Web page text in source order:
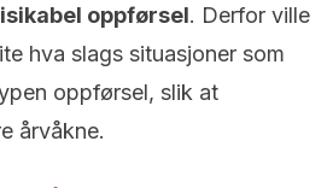
oppførsel. Derfor ville
hva slags situasjoner som
oppførsel, slik at
årvåkne.